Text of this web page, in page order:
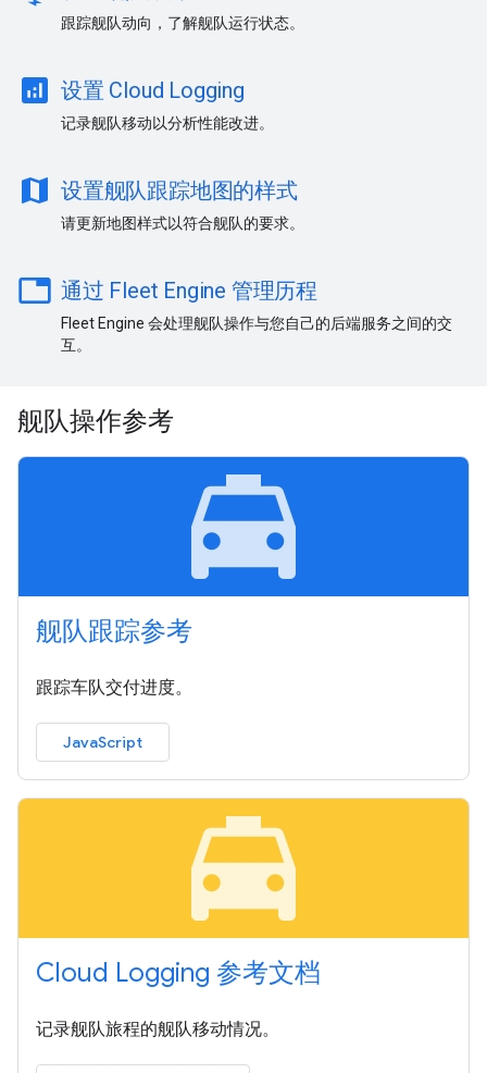
跟踪舰队动向，了解舰队运行状态。
analytics 设置 Cloud Logging
记录舰队移动以分析性能改进。
map 设置舰队跟踪地图的样式
请更新地图样式以符合舰队的要求。
table
通过 Fleet Engine 管理历程
Fleet Engine 会处理舰队操作与您自己的后端服务之间的交
互。
舰队操作参考
local_taxi
舰队跟踪参考
跟踪车队交付进度。
JavaScript
local_taxi
Cloud Logging 参考文档
记录舰队旅程的舰队移动情况。